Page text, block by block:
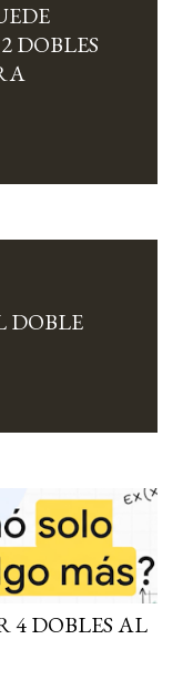
DOBLES
DOBLE
4 DOBLES AL